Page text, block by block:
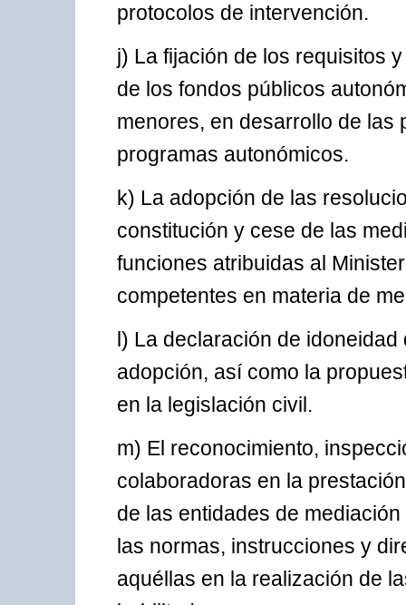
protocolos de intervención.
j) La fijación de los requisitos
de los fondos públicos
menores, en desarrollo de las
programas autonómicos.
k) La adopción de las
constitución y cese de las
funciones atribuidas al
competentes en materia de
l) La declaración de
adopción, así como la
en la legislación civil.
m) El reconocimiento,
colaboradoras en la
de las entidades de
las normas, instrucciones y
aquéllas en la realización de